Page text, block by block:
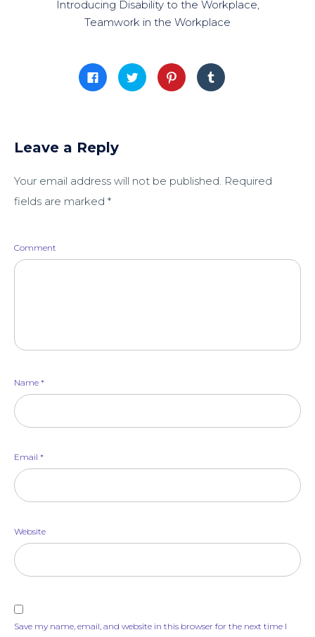
Introducing Disability to the Workplace
Teamwork in the Workplace
Click
to
share
window)
Click
to
share
Click
to
share
Click
to
share
Leave a Reply
Your email address will not be published. Required
fields are marked *
Comment
Name *
Email *
Website
Save my name, email, and website in this browser for the next time I